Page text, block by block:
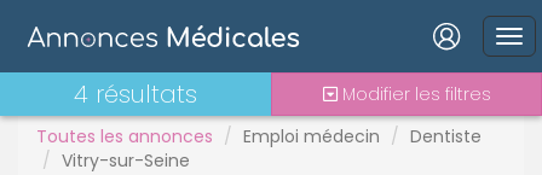
Connexion
Toutes les annonces Emploi médecin
Dentiste
Vitry-sur-Seine
4 résultats Modifier les filtres
PH
Stages - alternance
Statut TNS
Vacations